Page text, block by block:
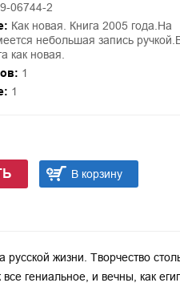
06744-2
Как новая. Книга 2005 года.На
небольшая запись
как новая.
1
1
В корзину
русской жизни. Творчество
гениальное, и вечны, как